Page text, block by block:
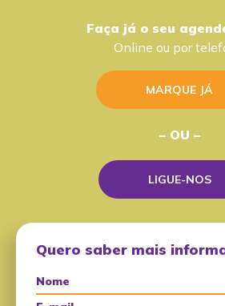
Faça já o seu
Online ou por
MARQUE JÁ
– OU –
LIGUE-NOS
Quero saber mais